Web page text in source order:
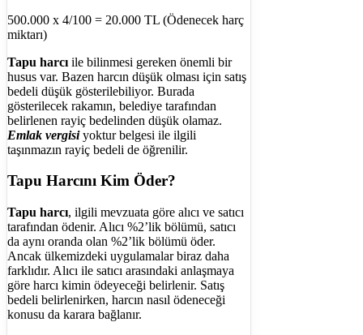
500.000 x 4/100 = 20.000 TL (Ödenecek harç
miktarı)
Tapu harcı ile bilinmesi gereken önemli bir
husus var. Bazen harcın düşük olması için satış
bedeli düşük gösterilebiliyor. Burada
gösterilecek rakamın, belediye tarafından
belirlenen rayiç bedelinden düşük olamaz.
Emlak vergisi yoktur belgesi ile ilgili
taşınmazın rayiç bedeli de öğrenilir.
Tapu Harcını Kim Öder?
Tapu harcı, ilgili mevzuata göre alıcı ve satıcı
tarafından ödenir. Alıcı %2’lik bölümü, satıcı
da aynı oranda olan %2’lik bölümü öder.
Ancak ülkemizdeki uygulamalar biraz daha
farklıdır. Alıcı ile satıcı arasındaki anlaşmaya
göre harcı kimin ödeyeceği belirlenir. Satış
bedeli belirlenirken, harcın nasıl ödeneceği
konusu da karara bağlanır.